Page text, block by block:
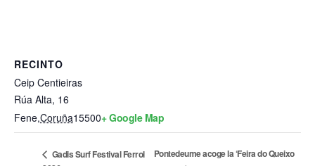
RECINTO
Ceip Centieiras
Rúa Alta, 16
Fene,Coruña15500+ Google Map
Gadis Surf Festival Ferrol
Pontedeume acoge la ‘Feira do Queixo